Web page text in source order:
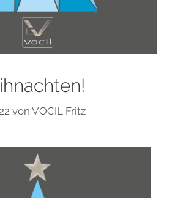
von VOCIL Fritz